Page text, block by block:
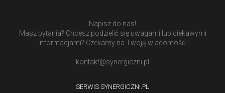
Napisz do nas!
Masz pytania? Chcesz podzielić się uwagami lub ciekawymi
informacjami? Czekamy na Twoją wiadomość!
kontakt@synergiczni.pl
SERWIS SYNERGICZNI.PL